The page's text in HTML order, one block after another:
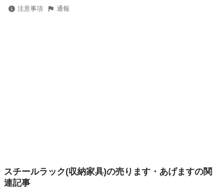
注意事項 通報
スチールラック(収納家具)の売ります・あげますの関
連記事